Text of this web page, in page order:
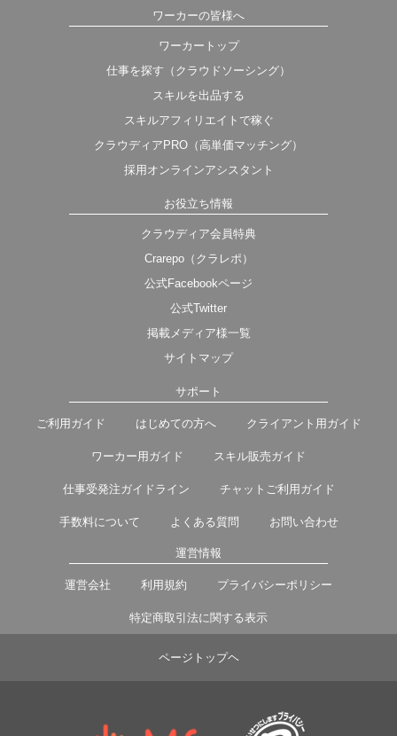
ワーカーの皆様へ
ワーカートップ
仕事を探す（クラウドソーシング）
スキルを出品する
スキルアフィリエイトで稼ぐ
クラウディアPRO（高単価マッチング）
採用オンラインアシスタント
お役立ち情報
クラウディア会員特典
Crarepo（クラレポ）
公式Facebookページ
公式Twitter
掲載メディア様一覧
サイトマップ
サポート
ご利用ガイド はじめての方へ クライアント用ガイド
ワーカー用ガイド スキル販売ガイド
仕事受発注ガイドライン チャットご利用ガイド
手数料について よくある質問 お問い合わせ
運営情報
運営会社 利用規約 プライバシーポリシー
特定商取引法に関する表示
ページトップヘ